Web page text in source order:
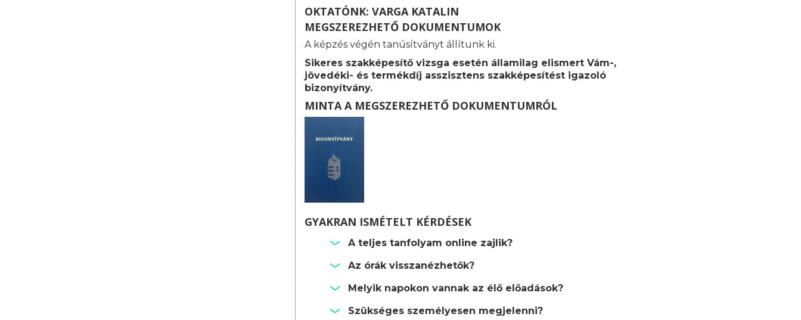
OKTATÓNK: VARGA KATALIN
MEGSZEREZHETŐ DOKUMENTUMOK
A képzés végén tanúsítványt állítunk ki.
Sikeres szakképesítő vizsga esetén államilag elismert Vám-,
jövedéki- és termékdíj asszisztens szakképesítést igazoló
bizonyítvány.
MINTA A MEGSZEREZHETŐ DOKUMENTUMRÓL
GYAKRAN ISMÉTELT KÉRDÉSEK
A teljes tanfolyam online zajlik?
Az órák visszanézhetők?
Melyik napokon vannak az élő előadások?
Szükséges személyesen megjelenni?